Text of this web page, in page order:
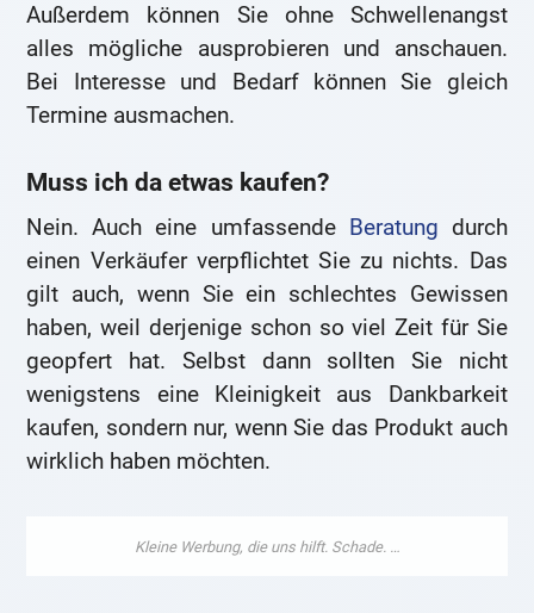
Außerdem können Sie ohne Schwellenangst
alles mögliche ausprobieren und anschauen.
Bei Interesse und Bedarf können Sie gleich
Termine ausmachen.
Muss ich da etwas kaufen?
Nein. Auch eine umfassende Beratung durch
einen Verkäufer verpflichtet Sie zu nichts. Das
gilt auch, wenn Sie ein schlechtes Gewissen
haben, weil derjenige schon so viel Zeit für Sie
geopfert hat. Selbst dann sollten Sie nicht
wenigstens eine Kleinigkeit aus Dankbarkeit
kaufen, sondern nur, wenn Sie das Produkt auch
wirklich haben möchten.